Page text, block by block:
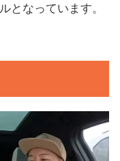
となっています。